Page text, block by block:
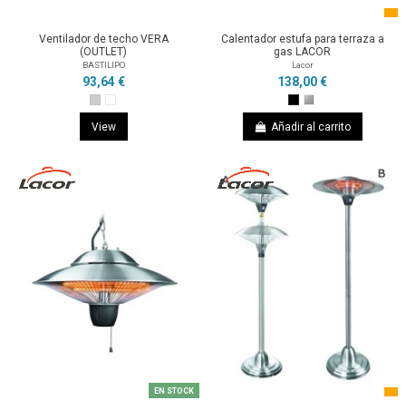
Ventilador de techo VERA
(OUTLET)
BASTILIPO
93,64 €
View
Calentador estufa para terraza a
gas LACOR
Lacor
138,00 €
Añadir al carrito
EN STOCK